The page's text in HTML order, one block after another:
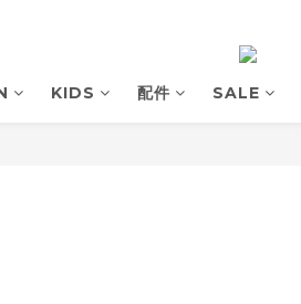
KIDS 配件 SALE